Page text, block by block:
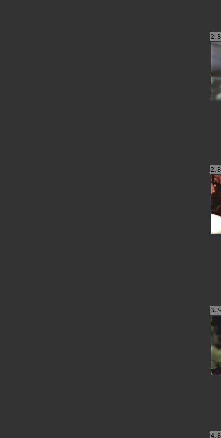
2.
2.
3.
4.